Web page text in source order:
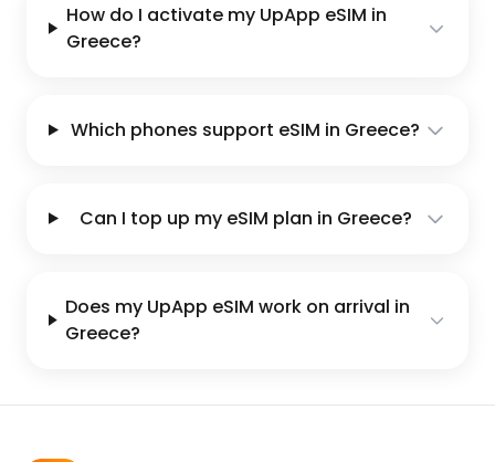
How do I activate my UpApp eSIM in
Greece?
Which phones support eSIM in Greece?
Can I top up my eSIM plan in Greece?
Does my UpApp eSIM work on arrival in
Greece?